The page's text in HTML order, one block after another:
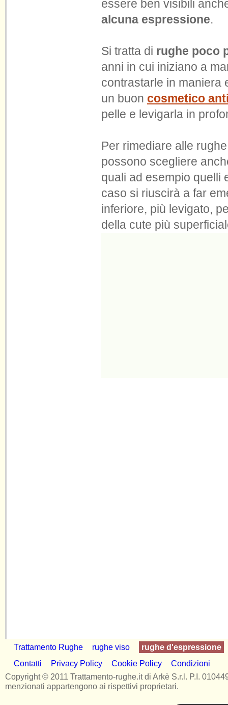
essere ben visibili
alcuna espressione.
Si tratta di rughe poco
anni in cui iniziano a
contrastarle in maniera
un buon cosmetico
pelle e levigarla in
Per rimediare alle
possono scegliere
quali ad esempio quelli
caso si riuscirà a far
inferiore, più levigato,
della cute più
Trattamento Rughe rughe viso
rughe d'espressione
Contatti
Privacy Policy Cookie Policy
Condizioni
Copyright © 2011 Trattamento-rughe.it di Arkè S.r.l. P.I.
menzionati appartengono ai rispettivi proprietari.